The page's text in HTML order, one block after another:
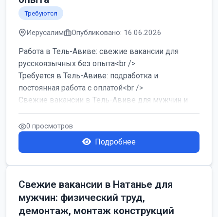
Требуются
Иерусалим Опубликовано: 16.06.2026
Работа в Тель-Авиве: свежие вакансии для
русскоязычных без опыта<br />
Требуется в Тель-Авиве: подработка и
постоянная работа с оплатой<br />
Свежие вакансии в Тель-Авиве для мужчин и
женщин от хозя...
0 просмотров
Подробнее
Свежие вакансии в Натанье для
мужчин: физический труд,
демонтаж, монтаж конструкций